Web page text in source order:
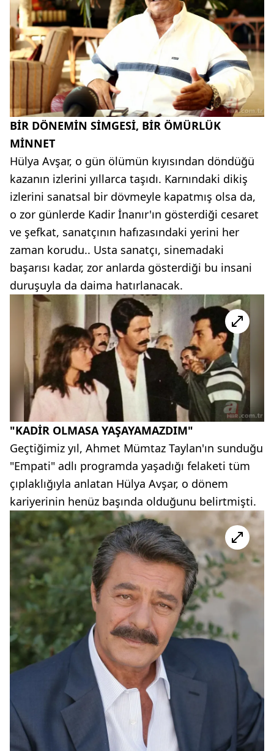
BİR DÖNEMİN SİMGESİ, BİR ÖMÜRLÜK
MİNNET
Hülya Avşar, o gün ölümün kıyısından döndüğü
kazanın izlerini yıllarca taşıdı. Karnındaki dikiş
izlerini sanatsal bir dövmeyle kapatmış olsa da,
o zor günlerde Kadir İnanır'ın gösterdiği cesaret
ve şefkat, sanatçının hafızasındaki yerini her
zaman korudu.. Usta sanatçı, sinemadaki
başarısı kadar, zor anlarda gösterdiği bu insani
duruşuyla da daima hatırlanacak.
"KADİR OLMASA YAŞAYAMAZDIM"
Geçtiğimiz yıl, Ahmet Mümtaz Taylan'ın sunduğu
"Empati" adlı programda yaşadığı felaketi tüm
çıplaklığıyla anlatan Hülya Avşar, o dönem
kariyerinin henüz başında olduğunu belirtmişti.